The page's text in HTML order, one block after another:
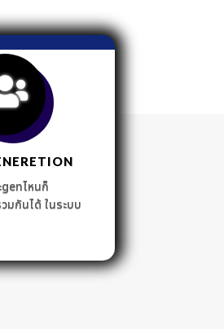
genไหนก็
มกันได้ ในระบบ